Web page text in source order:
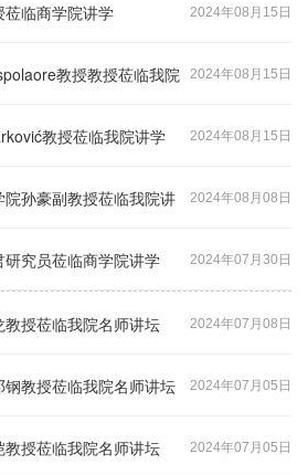
2024年08月15日
临商学院讲学
2024年08月15日
教授教授莅临我院
2024年08月15日
教授莅临我院讲学
2024年08月08日
孙豪副教授莅临我院讲
2024年07月30日
究员莅临商学院讲学
2024年07月08日
授莅临我院名师讲坛
2024年07月05日
教授莅临我院名师讲坛
2024年07月05日
授莅临我院名师讲坛